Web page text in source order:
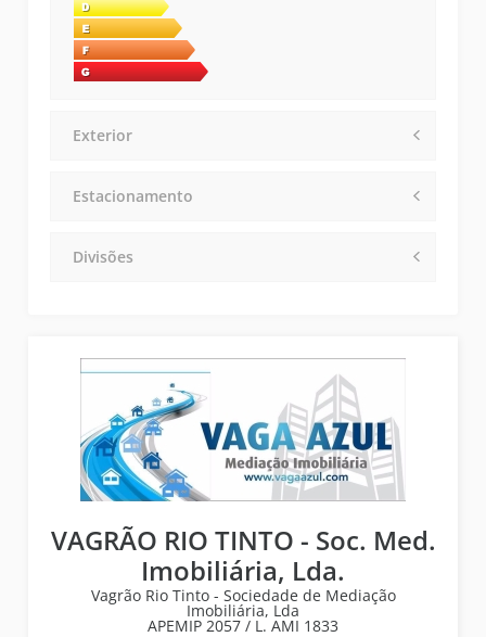
Exterior
Estacionamento
Divisões
VAGRÃO RIO TINTO - Soc. Med.
Imobiliária, Lda.
Vagrão Rio Tinto - Sociedade de Mediação
Imobiliária, Lda
APEMIP 2057 / L. AMI 1833